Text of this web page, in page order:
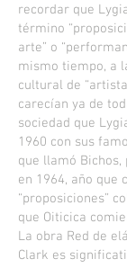
recordar que
término
arte” o
mismo tiempo, a
cultural de
carecían ya de
sociedad que
1960 con sus
que llamó
en 1964, año que
“proposiciones”
que Oiticica
La obra Red de
Clark es